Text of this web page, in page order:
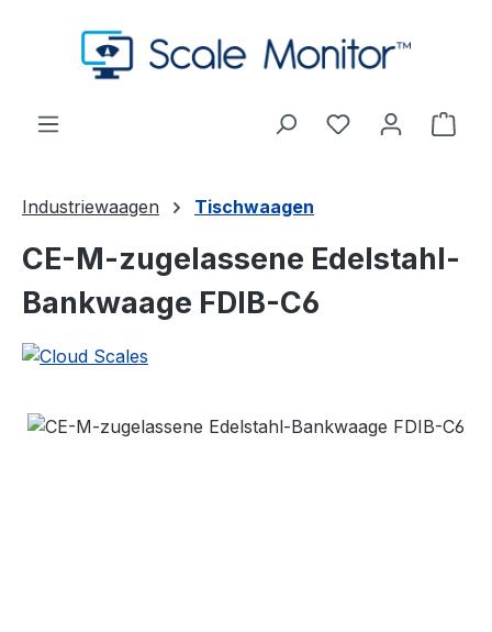
Zum Hauptinhalt springen
Du hast 0
Industriewaagen Tischwaagen
CE-M-zugelassene Edelstahl-
Bankwaage FDIB-C6